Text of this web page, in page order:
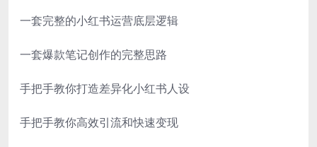
一套完整的小红书运营底层逻辑
一套爆款笔记创作的完整思路
手把手教你打造差异化小红书人设
手把手教你高效引流和快速变现